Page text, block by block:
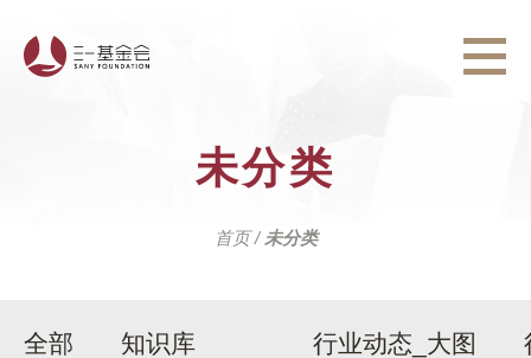
未分类
首页/未分类
全部
知识库
行业动态_大图